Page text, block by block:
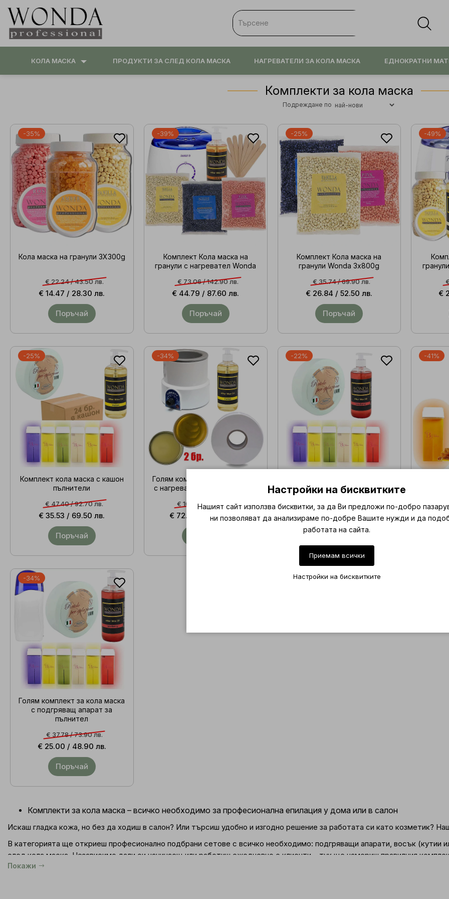
КОЛА МАСКА ПРОДУКТИ ЗА СЛЕД КОЛА МАСКА НАГРЕВАТЕЛИ ЗА КОЛА МАСКА ЕДНОКРАТНИ
Комплекти за кола маска
Подреждане по
-35%
Кола маска на гранули 3X300g
€ 22.24 /43.50 лв.
€ 14.47 / 28.30 лв.
Поръчай
-39%
Комплект Кола маска на
гранули с нагревател Wonda
€ 73.06 /142.90 лв.
€ 44.79 / 87.60 лв.
Поръчай
-25%
Комплект Кола маска на
гранули Wonda 3х800g
€ 35.74 /69.90 лв.
€ 26.84 /52.50 лв.
Поръчай
-49%
€
-25%
Комплект кола маска с кашон
пълнители
€ 47.40 /92.70 лв.
€ 35.53 / 69.50 лв.
Поръчай
-34%
Голям комплект за кола маска
с нагревател за кутия 800мл.
€ 108.34 /211.90 лв.
€ 72.04 / 140.90 лв.
-22%
Wonda 2
€ 23.47 /45.90 лв.
€ 18.30 /35.80 лв.
Поръчай
-41%
Мини
с
€
-34%
Голям комплект за кола маска
с подгряващ апарат за
пълнител
€ 37.78 /73.90 лв.
€ 25.00 / 48.90 лв.
Поръчай
Комплекти за кола маска – всичко необходимо за професионална епилация у дома или в салон
Искаш гладка кожа, но без да ходиш в салон? Или търсиш удобно и изгодно решение за работата си като козметик?
В категорията ще откриеш професионално подбрани сетове с всичко необходимо: подгряващи апарати, восък (кутии
след кола маска. Независимо дали си начинаещ или работиш ежедневно с клиенти – тук ще намериш правилния
Покажи
Настройки на бисквитките
Нашият сайт използва бисквитки, за да Ви предложи по-добро
ни позволяват да анализираме по-добре Вашите нужди и да
работата на сайта.
Приемам всички
Настройки на бисквитките